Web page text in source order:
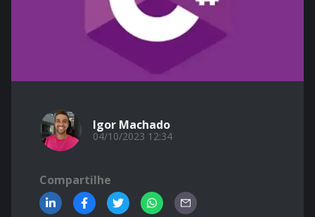
Igor Machado
04/10/2023 12:34
Compartilhe